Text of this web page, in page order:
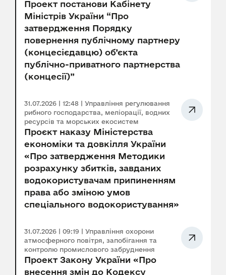
Проект постанови Кабінету
Міністрів України “Про
затвердження Порядку
повернення публічному партнеру
(концесієдавцю) об’єкта
публічно-приватного партнерства
(концесії)”
31.07.2026 | 12:48 | Управління регулювання
рибного господарства, меліорації, водних
ресурсів та морських екосистем
Проєкт наказу Міністерства
економіки та довкілля України
«Про затвердження Методики
розрахунку збитків, завданих
водокористувачам припиненням
права або зміною умов
спеціального водокористування»
31.07.2026 | 09:19 | Управління охорони
атмосферного повітря, запобігання та
контролю промислового забруднення
Проект Закону України «Про
внесення змін до Кодексу